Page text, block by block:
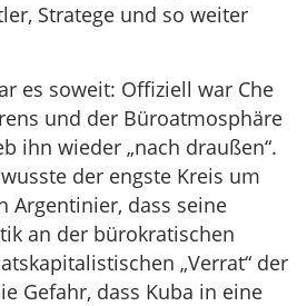
Stratege und so weiter
es soweit: Offiziell war Che
und der Büroatmosphäre
ihn wieder „nach draußen“.
der engste Kreis um
Argentinier, dass seine
an der bürokratischen
„Verrat“ der
Gefahr, dass Kuba in eine